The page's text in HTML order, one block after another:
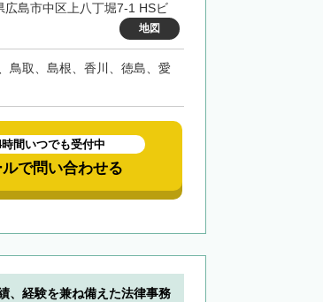
広島市中区上八丁堀7-1 HSビ
地図
鳥取、島根、香川、徳島、愛
間いつでも受付中
で問い合わせる
、経験を兼ね備えた法律事務